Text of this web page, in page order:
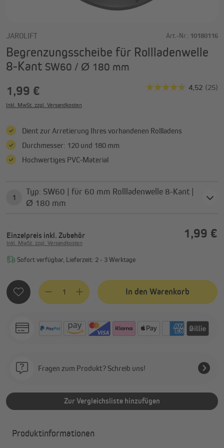
JAROLIFT Art.-Nr.: 10180116
Begrenzungsscheibe für Rollladenwelle
8-Kant SW60 / Ø 180 mm
1,99 €
Inkl. MwSt. zzgl. Versandkosten
Dient zur Arretierung Ihres vorhandenen Rollladens
Durchmesser: 120 und 180 mm
Hochwertiges PVC-Material
1
Typ: SW60 | für 60 mm Rollladenwelle 8-Kant |
Ø 180 mm
Einzelpreis inkl. Zubehör 1,99 €
Inkl. MwSt. zzgl. Versandkosten
Sofort verfügbar, Lieferzeit: 2 - 3 Werktage
Produkt Anzahl: Gib den gewünschten Wert ein oder
In den Warenkorb
Fragen zum Produkt? Schreib uns!
Zur Vergleichsliste hinzufügen
Produktinformationen